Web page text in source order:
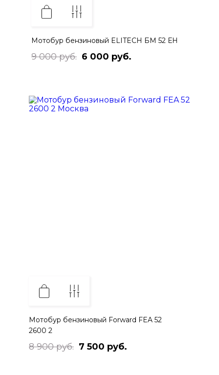
Мотобур бензиновый ELITECH БМ 52 ЕН
9 000 руб. 6 000 руб.
Мотобур бензиновый Forward FEA 52
2600 2
8 900 руб. 7 500 руб.